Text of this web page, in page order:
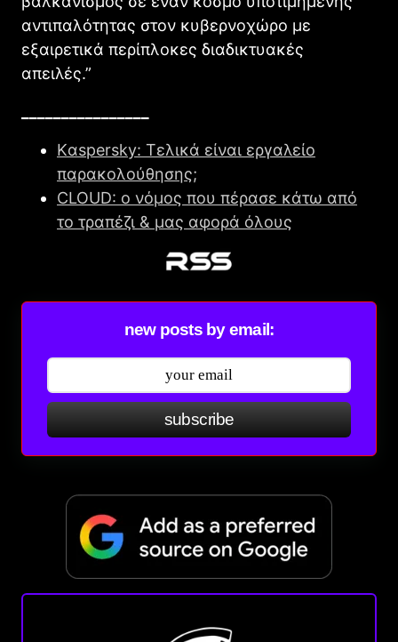
αντιπαλότητας στον κυβερνοχώρο με
εξαιρετικά περίπλοκες διαδικτυακές
απειλές.”
Kαspersky: Τελικά είναι εργαλείο
παρακολούθησης;
CLOUD: ο νόμος που πέρασε κάτω από
το τραπέζι & μας αφορά όλους
new posts by email:
subscribe